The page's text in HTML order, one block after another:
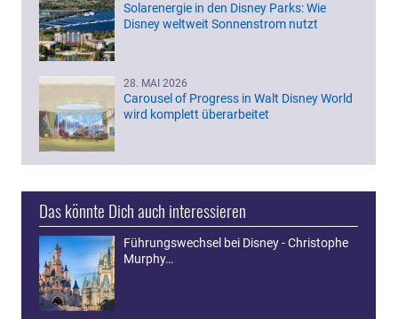
Solarenergie in den Disney Parks: Wie
Disney weltweit Sonnenstrom nutzt
28. MAI 2026
Carousel of Progress in Walt Disney World
wird komplett überarbeitet
Das könnte Dich auch interessieren
Führungswechsel bei Disney - Christophe
Murphy…